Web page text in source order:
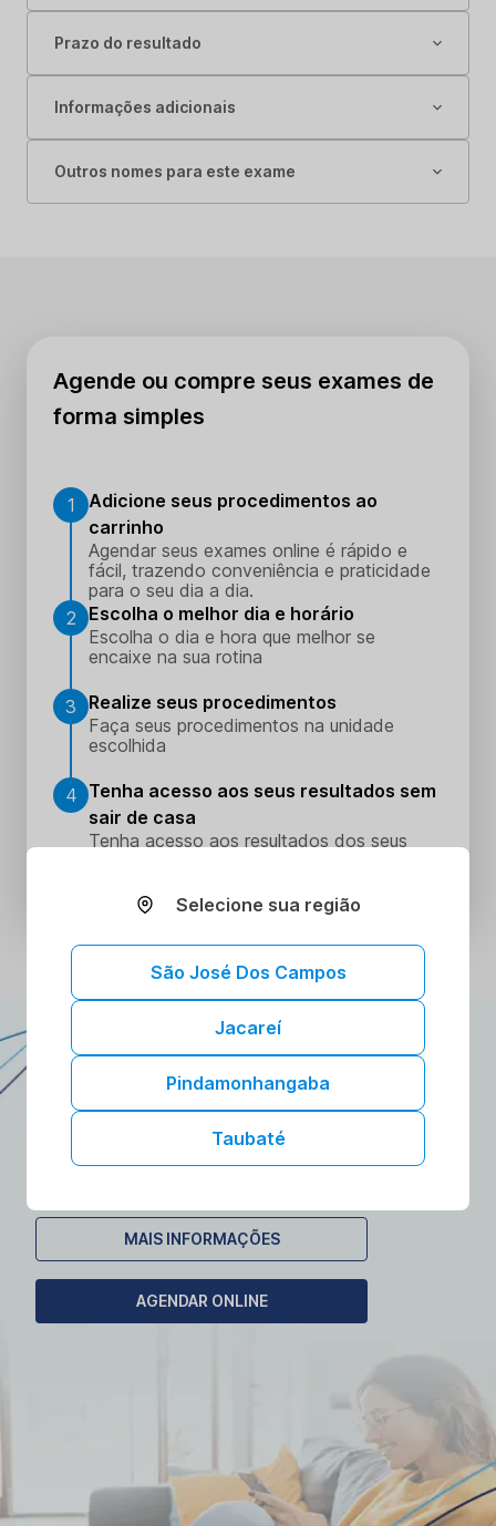
Prazo do resultado
Informações adicionais
Outros nomes para este exame
Agende ou compre seus exames de
forma simples
1
Adicione seus procedimentos ao
carrinho
Agendar seus exames online é rápido e
fácil, trazendo conveniência e praticidade
para o seu dia a dia.
2
Escolha o melhor dia e horário
Escolha o dia e hora que melhor se
encaixe na sua rotina
3
Realize seus procedimentos
Faça seus procedimentos na unidade
escolhida
4 Tenha acesso aos seus resultados sem
sair de casa
Tenha acesso aos resultados dos seus
ATENDIMENTO DOMICILIAR
A gente vai até você!
Toda a confiança e segurança dos nossos
laboratórios no conforto da sua casa.
MAIS INFORMAÇÕES
AGENDAR ONLINE
Selecione sua região
São José Dos Campos
Jacareí
Pindamonhangaba
Taubaté